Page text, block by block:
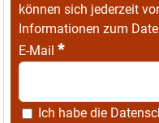
können sich jederzeit
Informationen zum
E-Mail *
Ich habe die